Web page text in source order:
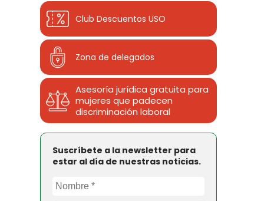
Club Descuentos USO
Zona de delegados
Asesoría jurídica gratuita para
mujeres que padecen
discriminación laboral
Suscríbete a la newsletter para
estar al día de nuestras noticias.